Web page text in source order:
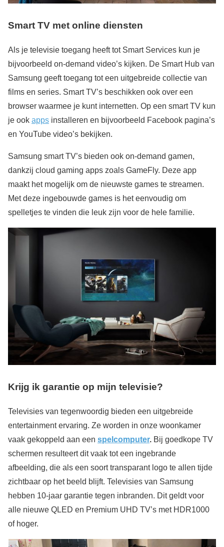
Smart TV met online diensten
Als je televisie toegang heeft tot Smart Services kun je
bijvoorbeeld on-demand video’s kijken. De Smart Hub van
Samsung geeft toegang tot een uitgebreide collectie van
films en series. Smart TV’s beschikken ook over een
browser waarmee je kunt internetten. Op een smart TV kun
je ook apps installeren en bijvoorbeeld Facebook pagina’s
en YouTube video’s bekijken.
Samsung smart TV’s bieden ook on-demand gamen,
dankzij cloud gaming apps zoals GameFly. Deze app
maakt het mogelijk om de nieuwste games te streamen.
Met deze ingebouwde games is het eenvoudig om
spelletjes te vinden die leuk zijn voor de hele familie.
Krijg ik garantie op mijn televisie?
Televisies van tegenwoordig bieden een uitgebreide
entertainment ervaring. Ze worden in onze woonkamer
vaak gekoppeld aan een spelcomputer. Bij goedkope TV
schermen resulteert dit vaak tot een ingebrande
afbeelding, die als een soort transparant logo te allen tijde
zichtbaar op het beeld blijft. Televisies van Samsung
hebben 10-jaar garantie tegen inbranden. Dit geldt voor
alle nieuwe QLED en Premium UHD TV’s met HDR1000
of hoger.